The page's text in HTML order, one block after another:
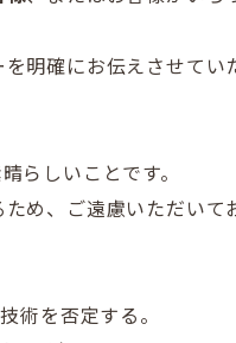
明確にお伝えさせてい
らしいことです。
め、ご遠慮いただいて
術を否定する。